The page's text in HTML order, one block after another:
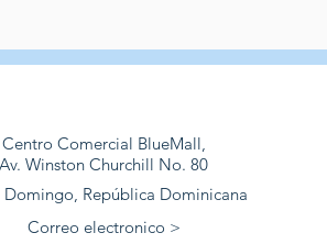
Centro Comercial BlueMall,
Av. Winston Churchill No. 80
Domingo, República Dominicana
Correo electronico >